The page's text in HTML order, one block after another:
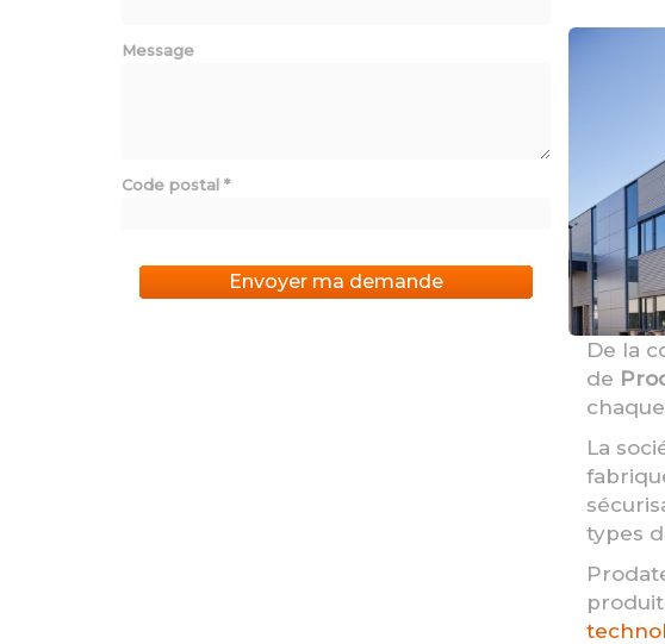
Message
Code postal *
Envoyer ma demande
De la
de
La
types